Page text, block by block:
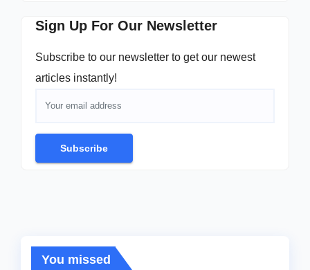
Sign Up For Our Newsletter
Subscribe to our newsletter to get our newest
articles instantly!
Subscribe
You missed